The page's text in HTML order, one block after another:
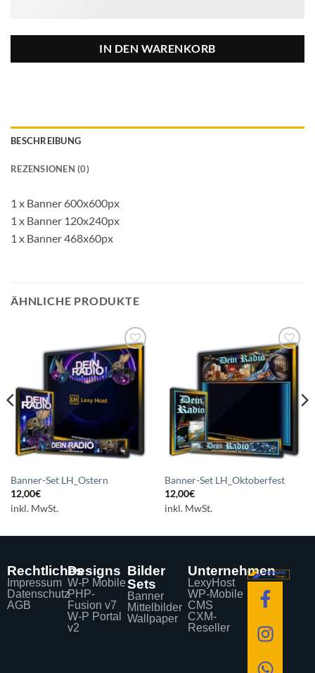
IN DEN WARENKORB
BESCHREIBUNG
REZENSIONEN (0)
1 x Banner 600x600px
1 x Banner 120x240px
1 x Banner 468x60px
ÄHNLICHE PRODUKTE
Auf die
Wunschliste
setzen
Banner-Set LH_Ostern
12,00€
inkl. MwSt.
Auf die
Wunschliste
setzen
Banner-Set LH_Oktoberfest
12,00€
inkl. MwSt.
Rechtliches
Impressum
Datenschutz
AGB
Designs
W-P Mobile
PHP-
Fusion v7
W-P Portal
v2
Bilder
Sets
Banner
Mittelbilder
Wallpaper
Unternehmen
LexyHost
WP-Mobile
CMS
CXM-
Reseller